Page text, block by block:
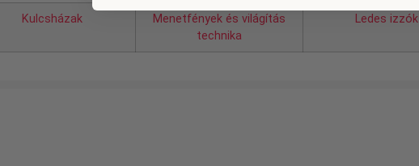
Kulcsházak
Menetfények és világítás
technika
Ledes izzók